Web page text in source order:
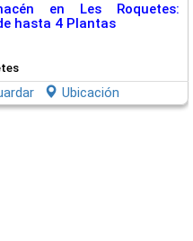
en Les Roquetes:
hasta 4 Plantas
Ubicación